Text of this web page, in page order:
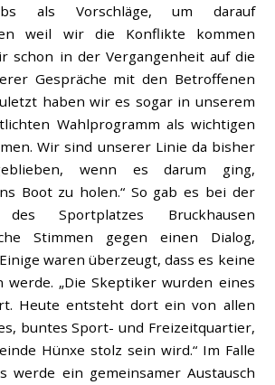
als Vorschläge, um darauf
weil wir die Konflikte kommen
schon in der Vergangenheit auf die
Gespräche mit den Betroffenen
haben wir es sogar in unserem
Wahlprogramm als wichtigen
Wir sind unserer Linie da bisher
wenn es darum ging,
Boot zu holen.“ So gab es bei der
des Sportplatzes Bruckhausen
Stimmen gegen einen Dialog,
waren überzeugt, dass es keine
werde. „Die Skeptiker wurden eines
Heute entsteht dort ein von allen
buntes Sport- und Freizeitquartier,
Hünxe stolz sein wird.“ Im Falle
werde ein gemeinsamer Austausch